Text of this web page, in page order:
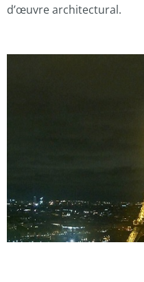
d’œuvre architectural.